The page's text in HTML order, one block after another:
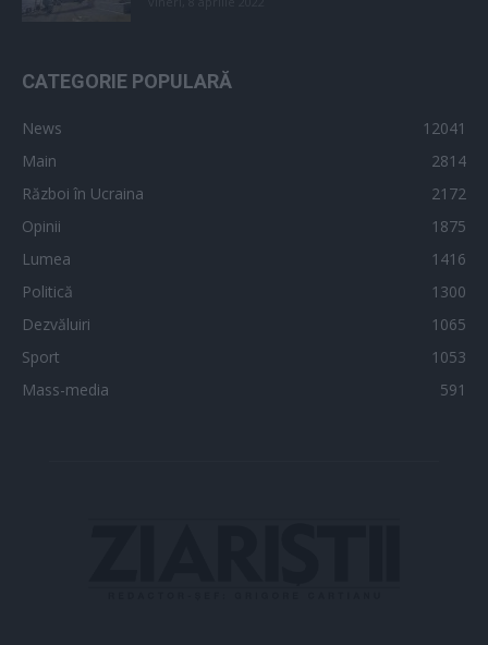
CATEGORIE POPULARĂ
News
12041
Main
2814
Război în Ucraina
2172
Opinii
1875
Lumea
1416
Politică
1300
Dezvăluiri
1065
Sport
1053
Mass-media
591